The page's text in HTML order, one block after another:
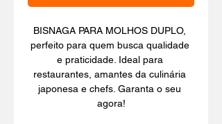
BISNAGA PARA MOLHOS DUPLO,
perfeito para quem busca qualidade
e praticidade. Ideal para
restaurantes, amantes da culinária
japonesa e chefs. Garanta o seu
agora!